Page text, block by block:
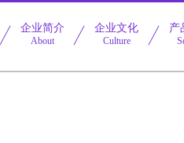
企业简介
About
企业文化
Culture
产